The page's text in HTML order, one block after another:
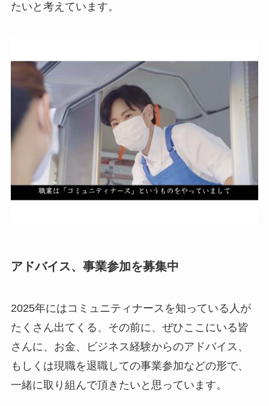
たいと考えています。
アドバイス、事業参加を募集中
2025年にはコミュニティナースを知っている人が
たくさん出てくる、その前に、ぜひここにいる皆
さんに、お金、ビジネス経験からのアドバイス、
もしくは現職を退職しての事業参加などの形で、
一緒に取り組んで頂きたいと思っています。